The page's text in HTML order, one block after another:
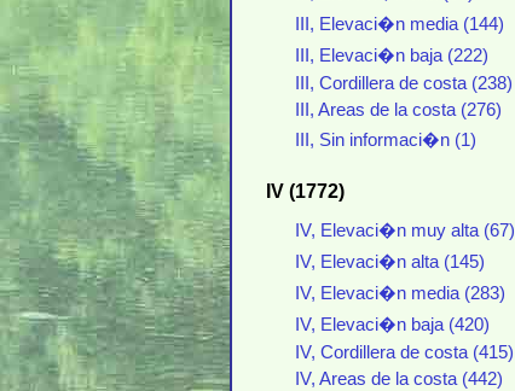
III, Elevaci�n media (144)
III, Elevaci�n baja (222)
III, Cordillera de costa (238)
III, Areas de la costa (276)
III, Sin informaci�n (1)
IV (1772)
IV, Elevaci�n muy alta (67)
IV, Elevaci�n alta (145)
IV, Elevaci�n media (283)
IV, Elevaci�n baja (420)
IV, Cordillera de costa (415)
IV, Areas de la costa (442)